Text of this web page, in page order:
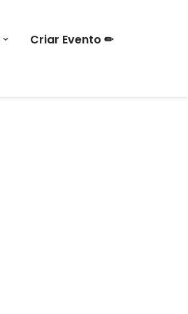
Criar Evento ✏